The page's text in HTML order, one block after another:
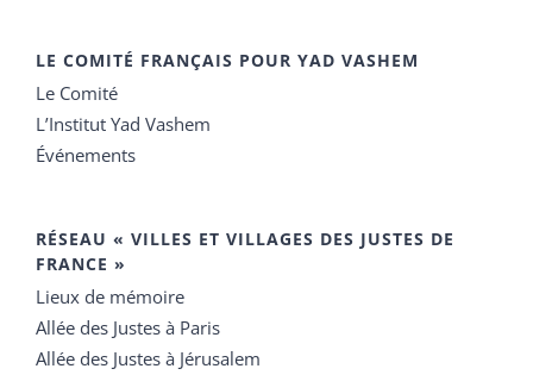
LE COMITÉ FRANÇAIS POUR YAD VASHEM
Le Comité
L’Institut Yad Vashem
Événements
RÉSEAU « VILLES ET VILLAGES DES JUSTES DE
FRANCE »
Lieux de mémoire
Allée des Justes à Paris
Allée des Justes à Jérusalem